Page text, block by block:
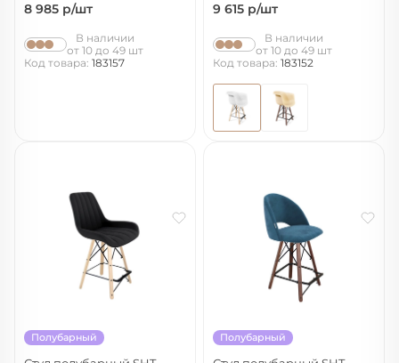
8 985 р/шт
В наличии
от 10 до 49 шт
Код товара: 183157
9 615 р/шт
В наличии
от 10 до 49 шт
Код товара: 183152
Полубарный Полубарный